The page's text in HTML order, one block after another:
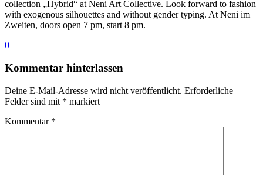
collection „Hybrid“ at Neni Art Collective. Look forward to fashion
with exogenous silhouettes and without gender typing. At Neni im
Zweiten, doors open 7 pm, start 8 pm.
0
Kommentar hinterlassen
Deine E-Mail-Adresse wird nicht veröffentlicht. Erforderliche
Felder sind mit * markiert
Kommentar *